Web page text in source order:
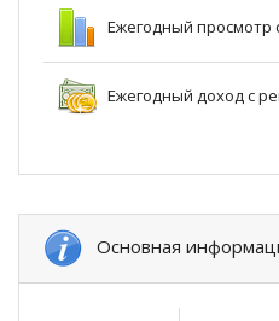
Ежегодный просмотр
Ежегодный доход с
Основная